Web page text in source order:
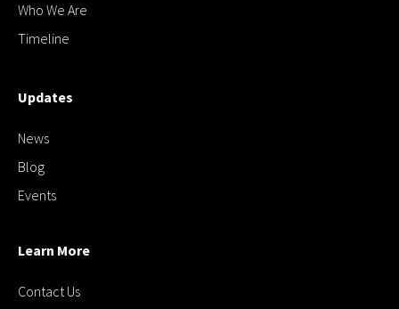
Who We Are
Timeline
Updates
News
Blog
Events
Learn More
Contact Us